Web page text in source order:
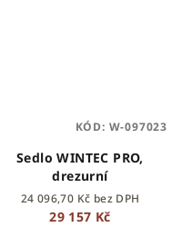
Sedlo WINTEC PRO,
drezurní
24 096,70 Kč bez DPH
29 157 Kč
KÓD: W-097023